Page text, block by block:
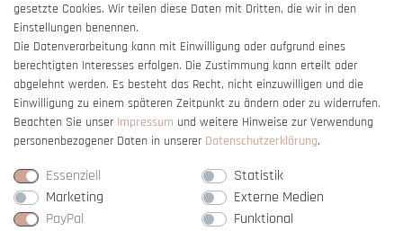
Vertrag widerrufen
gesetzte Cookies. Wir teilen diese Daten mit Dritten, die wir in den
Einstellungen benennen.
Die Datenverarbeitung kann mit Einwilligung oder aufgrund eines
berechtigten Interesses erfolgen. Die Zustimmung kann erteilt oder
abgelehnt werden. Es besteht das Recht, nicht einzuwilligen und die
Einwilligung zu einem späteren Zeitpunkt zu ändern oder zu widerrufen.
Beachten Sie unser Impressum und weitere Hinweise zur Verwendung
personenbezogener Daten in unserer Daten­schutz­erklärung.
Essenziell
Statistik
Marketing
Externe Medien
PayPal
Funktional